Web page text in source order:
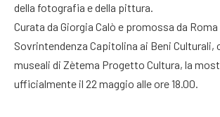
della fotografia e della pittura.
Curata da Giorgia Calò e promossa da
Sovrintendenza Capitolina ai Beni Culturali,
museali di Zètema Progetto Cultura, la
ufficialmente il 22 maggio alle ore 18.00.